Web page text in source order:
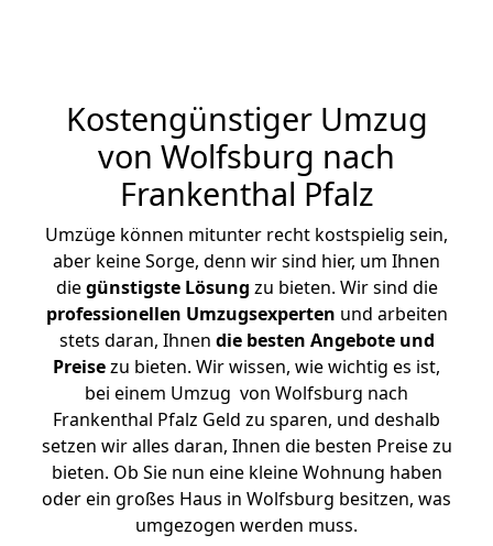
Kostengünstiger Umzug
von Wolfsburg nach
Frankenthal Pfalz
Umzüge können mitunter recht kostspielig sein,
aber keine Sorge, denn wir sind hier, um Ihnen
diegünstigste Lösung zu bieten. Wir sind die
professionellen Umzugsexperten und arbeiten
stets daran, Ihnen die besten Angebote und
Preisezu bieten. Wir wissen, wie wichtig es ist,
bei einem Umzug von Wolfsburg nach
Frankenthal Pfalz Geld zu sparen, und deshalb
setzen wir alles daran, Ihnen die besten Preise zu
bieten. Ob Sie nun eine kleine Wohnung haben
oder ein großes Haus in Wolfsburg besitzen, was
umgezogen werden muss.